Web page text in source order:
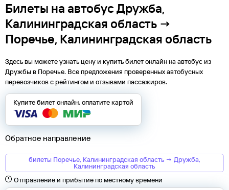
Билеты на автобус Дружба,
Калининградская область →
Поречье, Калининградская область
Здесь вы можете узнать цену и купить билет онлайн на автобус из
Дружбыв Поречье. Все предложения проверенных автобусных
перевозчиков с рейтингом и отзывами пассажиров.
Купите билет онлайн, оплатите картой
Обратное направление
билеты Поречье, Калининградская область → Дружба,
Калининградская область
Отправление и прибытие по местному времени